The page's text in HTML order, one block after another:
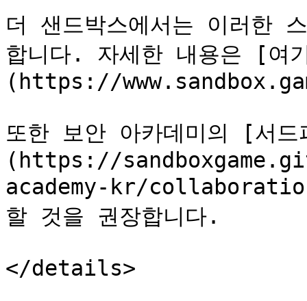
더 샌드박스에서는 이러한
합니다. 자세한 내용은 [여
(https://
또한 보안 아카데미의 [서
(https://
academy-kr/
할 것을 권장합니다.
</details>